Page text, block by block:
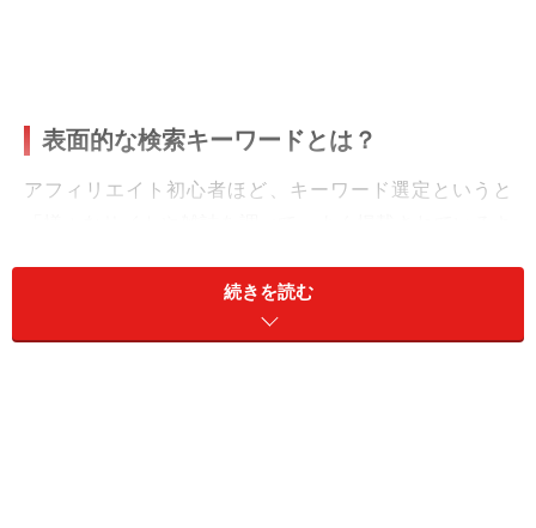
表面的な検索キーワードとは？
アフィリエイト初心者ほど、キーワード選定というと
もちろん、アフィリエイト広告主のサイトや、ヤフー知
続きを読む